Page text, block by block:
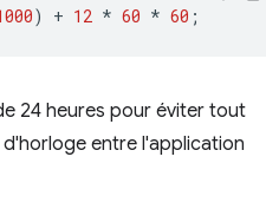
) + 12 * 60 * 60 ;
24 heures pour éviter tout
entre l'application